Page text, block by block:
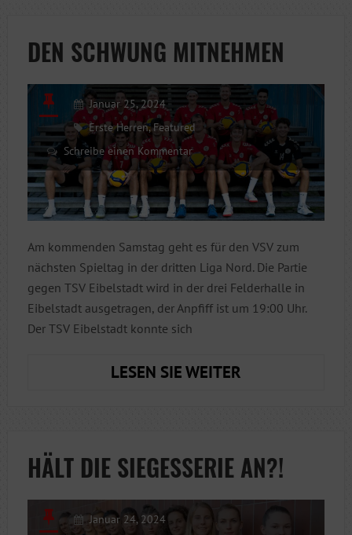
DU?
DEN SCHWUNG MITNEHMEN
Januar 25, 2024
Erste Herren,Featured
Schreibe einen Kommentar
Am kommenden Samstag geht es für den VSV zum
nächsten Spieltag in der dritten Liga Nord. Die Partie
gegen TSV Eibelstadt wird in der drei Felderhalle in
Eibelstadt ausgetragen, der Anpfiff ist um 19:00 Uhr.
Der TSV Eibelstadt konnte sich
LESEN SIE WEITERDEN
HÄLT DIE SIEGESSERIE AN?!
Januar 24, 2024